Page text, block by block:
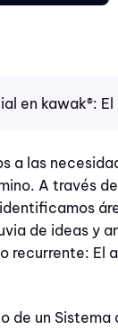
en kawak®:
a las
A través
de ideas y
recurrente: El
de un